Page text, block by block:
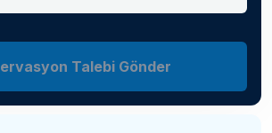
Talebi Gönder